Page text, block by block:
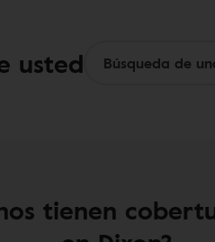
usted
tienen